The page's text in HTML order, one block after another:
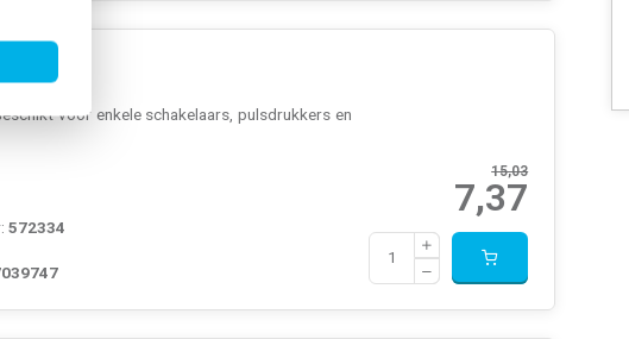
voor enkele schakelaars, pulsdrukkers en
15,03
7,37
572334